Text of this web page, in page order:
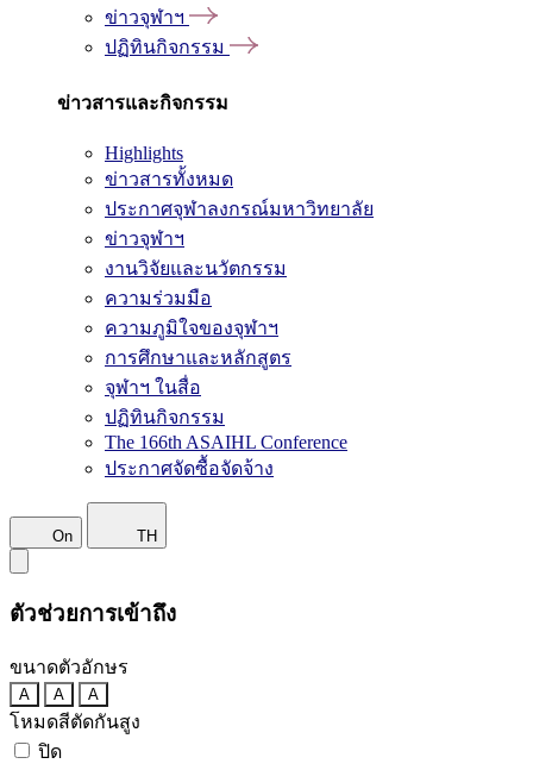
ข่าวจุฬาฯ
ปฏิทินกิจกรรม
ข่าวสารและกิจกรรม
Highlights
ข่าวสารทั้งหมด
ประกาศจุฬาลงกรณ์มหาวิทยาลัย
ข่าวจุฬาฯ
งานวิจัยและนวัตกรรม
ความร่วมมือ
ความภูมิใจของจุฬาฯ
การศึกษาและหลักสูตร
จุฬาฯ ในสื่อ
ปฏิทินกิจกรรม
The 166th ASAIHL Conference
ประกาศจัดซื้อจัดจ้าง
On TH
ตัวช่วยการเข้าถึง
ขนาดตัวอักษร
A A A
โหมดสีตัดกันสูง
ปิด